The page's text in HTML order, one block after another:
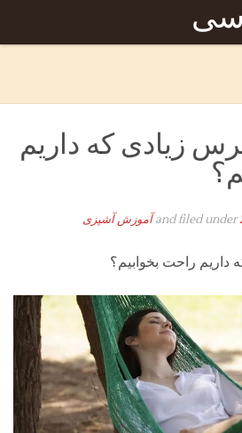
زیادی که داریم
and filed under آموزش آشپزی
داریم راحت بخوابیم؟